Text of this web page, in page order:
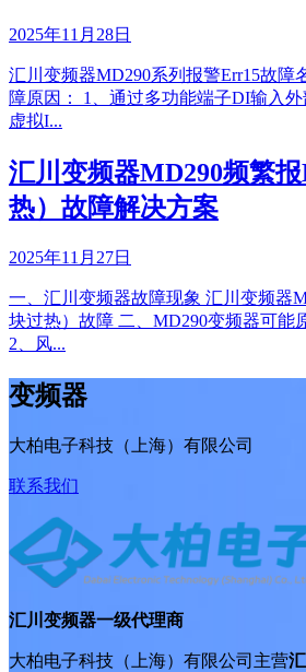
2025年11月28日
汇川变频器MD290系列报警Err15故障
障原因： 1、通过多功能端子DI输入
虚拟I...
汇川变频器MD290频繁
热）故障解决方案
2025年11月27日
一、汇川变频器故障现象 汇川变频器
块过热）故障 二、MD290变频器可能
2、风...
变频器
大柏电子科技（上海）有限公司
联系我们
汇川变频器一级代理商
大柏电子科技（上海）有限公司主营